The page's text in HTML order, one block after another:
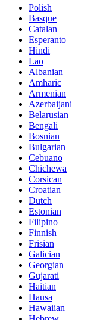
Polish
Basque
Catalan
Esperanto
Hindi
Lao
Albanian
Amharic
Armenian
Azerbaijani
Belarusian
Bengali
Bosnian
Bulgarian
Cebuano
Chichewa
Corsican
Croatian
Dutch
Estonian
Filipino
Finnish
Frisian
Galician
Georgian
Gujarati
Haitian
Hausa
Hawaiian